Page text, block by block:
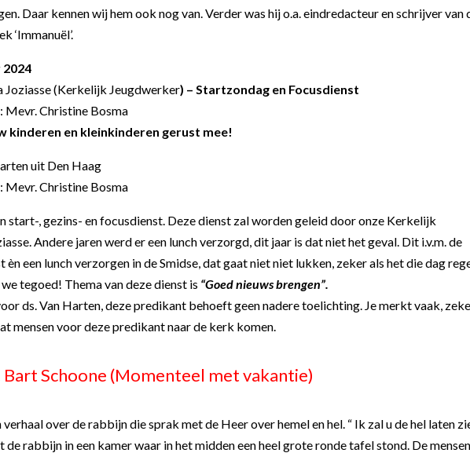
Daar kennen wij hem ook nog van. Verder was hij o.a. eindredacteur en schrijver van
‘Immanuël’.
Joziasse (Kerkelijk Jeugdwerker) – Startzondag en Focusdienst
Mevr. Christine Bosma
kinderen en kleinkinderen gerust mee!
uit Den Haag
Mevr. Christine Bosma
start-, gezins- en focusdienst. Deze dienst zal worden geleid door onze Kerkelijk
Andere jaren werd er een lunch verzorgd, dit jaar is dat niet het geval. Dit i.v.m. de
èn een lunch verzorgen in de Smidse, dat gaat niet niet lukken, zeker als het die dag
tegoed! Thema van deze dienst is “Goed nieuws brengen”.
ds. Van Harten, deze predikant behoeft geen nadere toelichting. Je merkt vaak,
mensen voor deze predikant naar de kerk komen.
Schoone (Momenteel met vakantie)
verhaal over de rabbijn die sprak met de Heer over hemel en hel. “ Ik zal u de hel laten
de rabbijn in een kamer waar in het midden een heel grote ronde tafel stond. De